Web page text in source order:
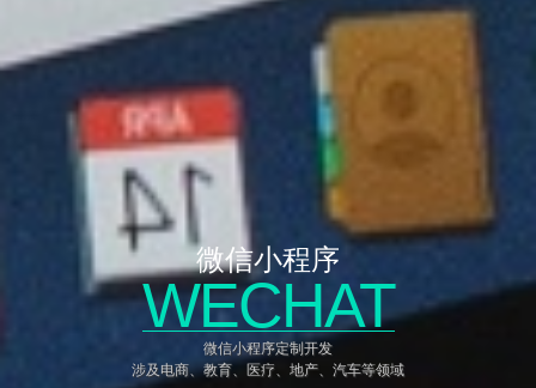
微信小程序
WECHAT
微信小程序定制开发
涉及电商、教育、医疗、地产、汽车等领域